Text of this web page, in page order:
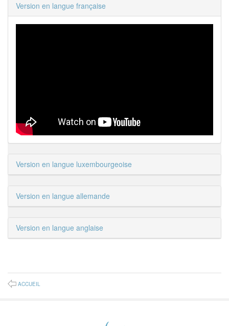
Version en langue française
Version en langue luxembourgeoise
Version en langue allemande
Version en langue anglaise
ACCUEIL